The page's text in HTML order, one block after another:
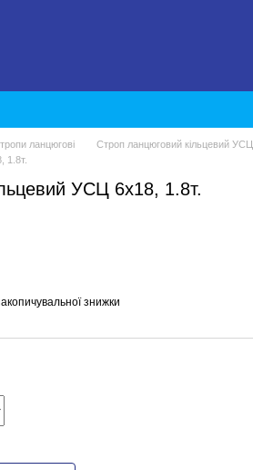
ланцюгові
Строп ланцюговий кільцевий УСЦ
1.8т.
УСЦ 6х18, 1.8т.
знижки